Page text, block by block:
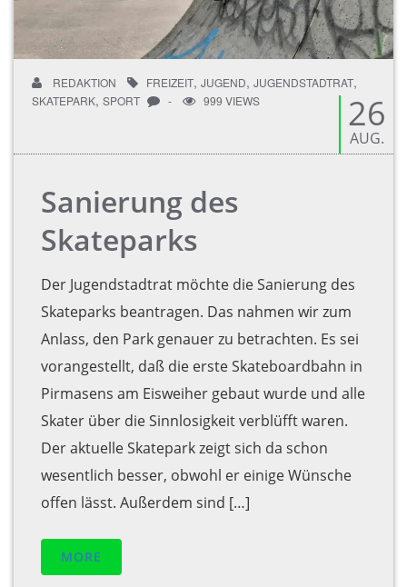
REDAKTION FREIZEIT, JUGEND, JUGENDSTADTRAT,
SKATEPARK, SPORT - 999 VIEWS 26
AUG.
Sanierung des
Skateparks
Der Jugendstadtrat möchte die Sanierung des
Skateparks beantragen. Das nahmen wir zum
Anlass, den Park genauer zu betrachten. Es sei
vorangestellt, daß die erste Skateboardbahn in
Pirmasens am Eisweiher gebaut wurde und alle
Skater über die Sinnlosigkeit verblüfft waren.
Der aktuelle Skatepark zeigt sich da schon
wesentlich besser, obwohl er einige Wünsche
offen lässt. Außerdem sind […]
MORE